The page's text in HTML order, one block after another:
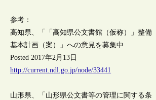
参考：
高知県、「「高知県公文書館（仮称）」整備
基本計画（案）」への意見を募集中
Posted 2017年2月13日
http://current.ndl.go.jp/node/33441
山形県、「山形県公文書等の管理に関する条